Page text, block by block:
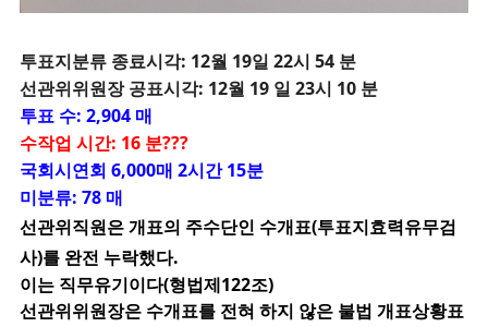
투표지분류 종료시각: 12월 19일 22시 54 분
선관위위원장 공표시각: 12월 19 일 23시 10 분
투표 수: 2,904 매
수작업 시간: 16 분???
국회시연회 6,000매 2시간 15분
미분류: 78 매
선관위직원은 개표의 주수단인 수개표(투표지효력유무검
사)를 완전 누락했다.
이는 직무유기이다(형법제122조)
선관위위원장은 수개표를 전혀 하지 않은 불법 개표상황표